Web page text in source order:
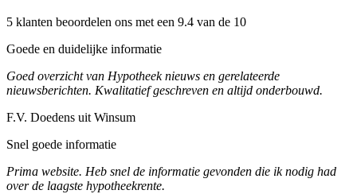
5 klanten beoordelen ons met een 9.4 van de 10
Goede en duidelijke informatie
Goed overzicht van Hypotheek nieuws en gerelateerde
nieuwsberichten. Kwalitatief geschreven en altijd onderbouwd.
F.V. Doedens uit Winsum
Snel goede informatie
Prima website. Heb snel de informatie gevonden die ik nodig had
over de laagste hypotheekrente.